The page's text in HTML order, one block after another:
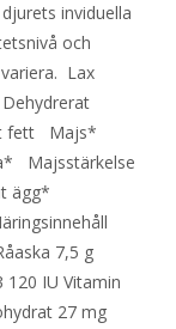
inviduella
och
Lax
fett Majs*
Majsstärkelse
ägg*
7,5 g
120 IU Vitamin
27 mg